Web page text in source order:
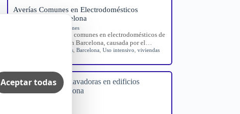
Averías Comunes en Electrodomésticos
Turísticos en Barcelona
Averías domésticas comunes
Guía sobre las averías comunes en electrodomésticos de
viviendas turísticas en Barcelona, causada por el…
Averías electrodomésticos ,Barcelona ,Uso intensivo ,viviendas
Aceptar todas